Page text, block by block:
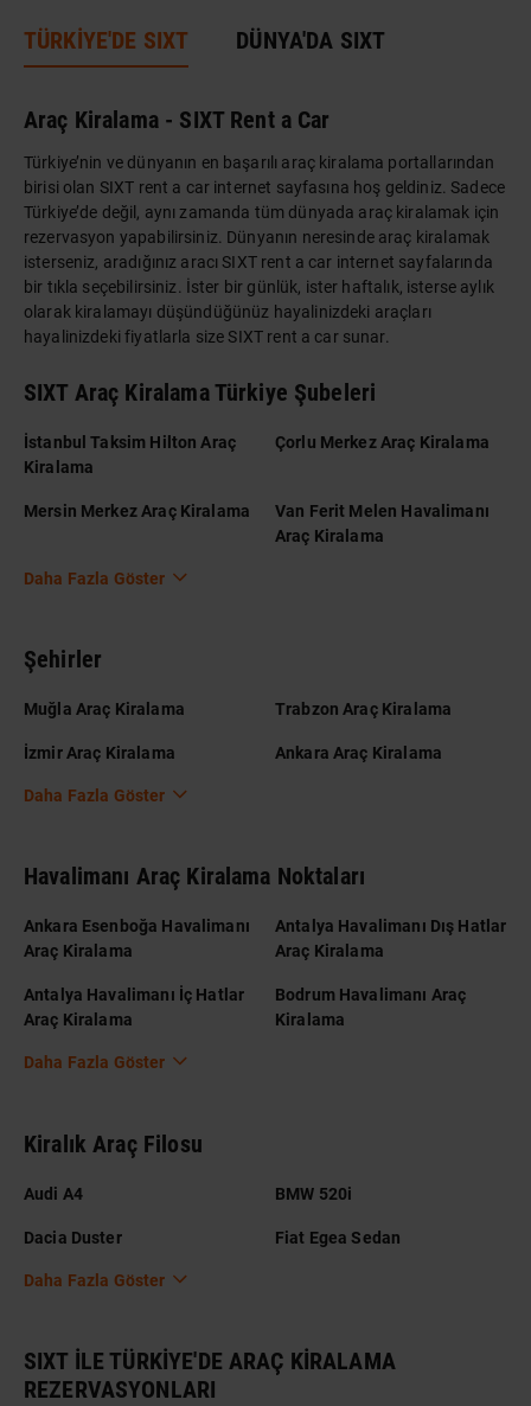
TÜRKİYE'DE SIXT DÜNYA'DA SIXT
Araç Kiralama - SIXT Rent a Car
Türkiye’nin ve dünyanın en başarılı araç kiralama portallarından
birisi olan SIXT rent a car internet sayfasına hoş geldiniz. Sadece
Türkiye’de değil, aynı zamanda tüm dünyada araç kiralamak için
rezervasyon yapabilirsiniz. Dünyanın neresinde araç kiralamak
isterseniz, aradığınız aracı SIXT rent a car internet sayfalarında
bir tıkla seçebilirsiniz. İster bir günlük, ister haftalık, isterse aylık
olarak kiralamayı düşündüğünüz hayalinizdeki araçları
hayalinizdeki fiyatlarla size SIXT rent a car sunar.
SIXT Araç Kiralama Türkiye Şubeleri
İstanbul Taksim Hilton Araç
Kiralama
Çorlu Merkez Araç Kiralama
Mersin Merkez Araç Kiralama
Van Ferit Melen Havalimanı
Araç Kiralama
Daha Fazla Göster
Şehirler
Muğla Araç Kiralama Trabzon Araç Kiralama
İzmir Araç Kiralama Ankara Araç Kiralama
Daha Fazla Göster
Havalimanı Araç Kiralama Noktaları
Ankara Esenboğa Havalimanı
Araç Kiralama
Antalya Havalimanı Dış Hatlar
Araç Kiralama
Antalya Havalimanı İç Hatlar
Araç Kiralama
Bodrum Havalimanı Araç
Kiralama
Daha Fazla Göster
Kiralık Araç Filosu
Audi A4 BMW 520i
Dacia Duster Fiat Egea Sedan
Daha Fazla Göster
SIXT İLE TÜRKİYE'DE ARAÇ KİRALAMA
REZERVASYONLARI